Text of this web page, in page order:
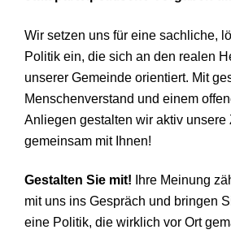
Wir setzen uns für eine sachliche,
Politik ein, die sich an den realen
unserer Gemeinde orientiert. Mit
Menschenverstand und einem
Anliegen gestalten wir aktiv unsere
gemeinsam mit Ihnen!
Gestalten Sie mit! Ihre Meinung
mit uns ins Gespräch und bringen
eine Politik, die wirklich vor Ort